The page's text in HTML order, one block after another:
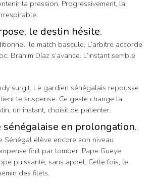
la pression. Progressivement, la
le destin hésite.
le match bascule. L’arbitre accorde
Brahim Díaz s’avance. L’instant semble
surgit. Le gardien sénégalais repousse
le suspense. Ce geste change la
un instant, choisit de patienter.
sénégalaise en prolongation.
Sénégal élève encore son niveau
finit par tomber. Pape Gueye
puissante, sans appel. Cette fois, le
des filets.